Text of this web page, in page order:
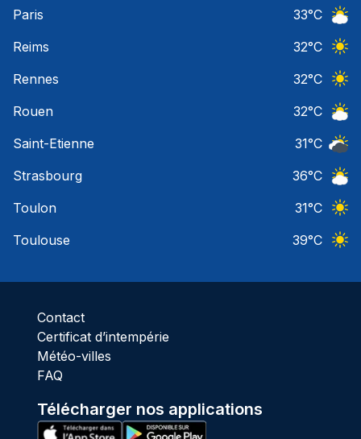
Paris
33°C
Reims
32°C
Rennes
32°C
Rouen
32°C
Saint-Etienne
31°C
Strasbourg
36°C
Toulon
31°C
Toulouse
39°C
Contact
Certificat d’intempérie
Météo-villes
FAQ
Télécharger nos applications